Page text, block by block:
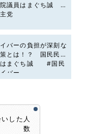
院議員はまぐち誠 #
党
バーの負担が深刻な
とは！？ 国民民主
はまぐち誠 #国民
バー
した人
数